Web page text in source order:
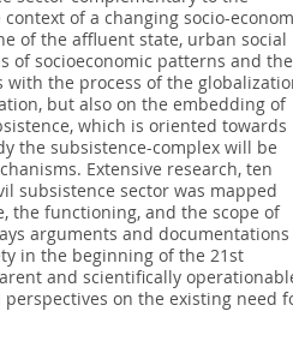
of a changing socio-
of the affluent state, urban social
of socioeconomic patterns and the
the process of the
but also on the embedding of
which is oriented towards
the subsistence-complex will be
Extensive research, ten
subsistence sector was mapped
the functioning, and the scope of
arguments and documentations
in the beginning of the 21st
and scientifically
on the existing need